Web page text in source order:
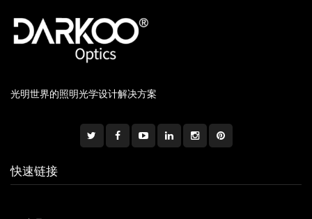
光明世界的照明光学设计解决方案
快速链接